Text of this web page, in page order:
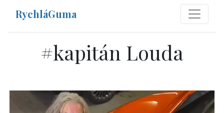
RychláGuma
#kapitán Louda